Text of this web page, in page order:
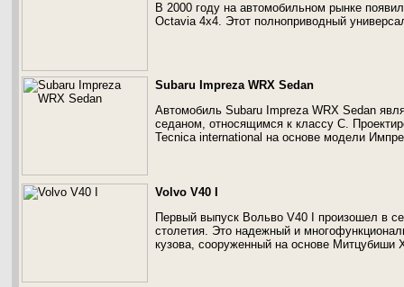
В 2000 году на автомобильном рынке
Octavia 4x4. Этот полноприводный
Subaru Impreza WRX Sedan
Автомобиль Subaru Impreza WRX Sedan
седаном, относящимся к классу С.
Tecnica international на основе модели
Volvo V40 I
Первый выпуск Вольво V40 I произошел в
столетия. Это надежный и
кузова, сооруженный на основе Митцубиши